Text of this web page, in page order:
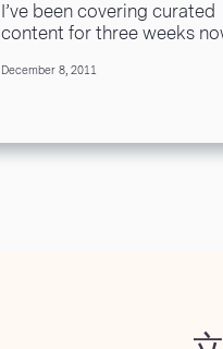
I’ve been covering curated
content for three weeks
Tumblr and Pinterest,
December 8, 2011